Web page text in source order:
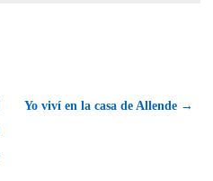
Yo viví en la casa de Allende →